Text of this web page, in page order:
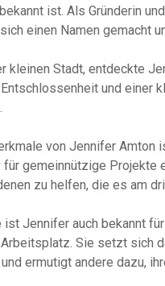
ist. Als Gründerin
einen Namen gemacht
kleinen Stadt, entdeckte
und einer
von Jennifer Amton
gemeinnützige Projekte
zu helfen, die es am
Jennifer auch bekannt
Sie setzt sich
ermutigt andere dazu,